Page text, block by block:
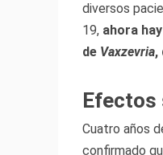
diversos
19, ahora
de Vaxzevria,
Efectos
Cuatro años
confirmado